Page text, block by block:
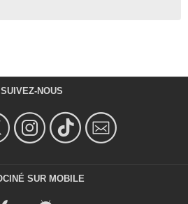
SUIVEZ-NOUS
SUR MOBILE